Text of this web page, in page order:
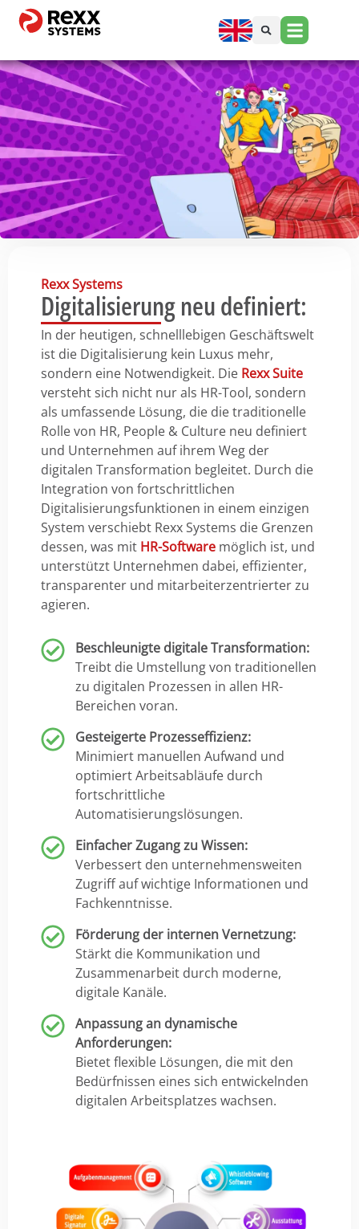
Rexx Systems
Digitalisierung neu definiert:
In der heutigen, schnelllebigen Geschäftswelt
ist die Digitalisierung kein Luxus mehr,
sondern eine Notwendigkeit. Die Rexx Suite
versteht sich nicht nur als HR-Tool, sondern
als umfassende Lösung, die die traditionelle
Rolle von HR, People & Culture neu definiert
und Unternehmen auf ihrem Weg der
digitalen Transformation begleitet. Durch die
Integration von fortschrittlichen
Digitalisierungsfunktionen in einem einzigen
System verschiebt Rexx Systems die Grenzen
dessen, was mit HR-Software möglich ist, und
unterstützt Unternehmen dabei, effizienter,
transparenter und mitarbeiterzentrierter zu
agieren.
Beschleunigte digitale Transformation:
Treibt die Umstellung von traditionellen
zu digitalen Prozessen in allen HR-
Bereichen voran.
Gesteigerte Prozesseffizienz:
Minimiert manuellen Aufwand und
optimiert Arbeitsabläufe durch
fortschrittliche
Automatisierungslösungen.
Einfacher Zugang zu Wissen:
Verbessert den unternehmensweiten
Zugriff auf wichtige Informationen und
Fachkenntnisse.
Förderung der internen Vernetzung:
Stärkt die Kommunikation und
Zusammenarbeit durch moderne,
digitale Kanäle.
Anpassung an dynamische
Anforderungen:
Bietet flexible Lösungen, die mit den
Bedürfnissen eines sich entwickelnden
digitalen Arbeitsplatzes wachsen.
Aufgabenmanagement
Whistleblowing
Software